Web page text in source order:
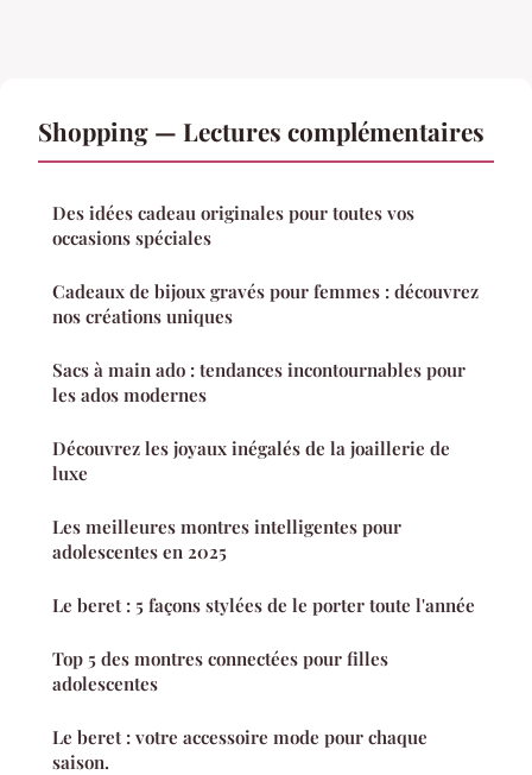
Shopping — Lectures complémentaires
Des idées cadeau originales pour toutes vos
occasions spéciales
Cadeaux de bijoux gravés pour femmes : découvrez
nos créations uniques
Sacs à main ado : tendances incontournables pour
les ados modernes
Découvrez les joyaux inégalés de la joaillerie de
luxe
Les meilleures montres intelligentes pour
adolescentes en 2025
Le beret : 5 façons stylées de le porter toute l'année
Top 5 des montres connectées pour filles
adolescentes
Le beret : votre accessoire mode pour chaque
saison.